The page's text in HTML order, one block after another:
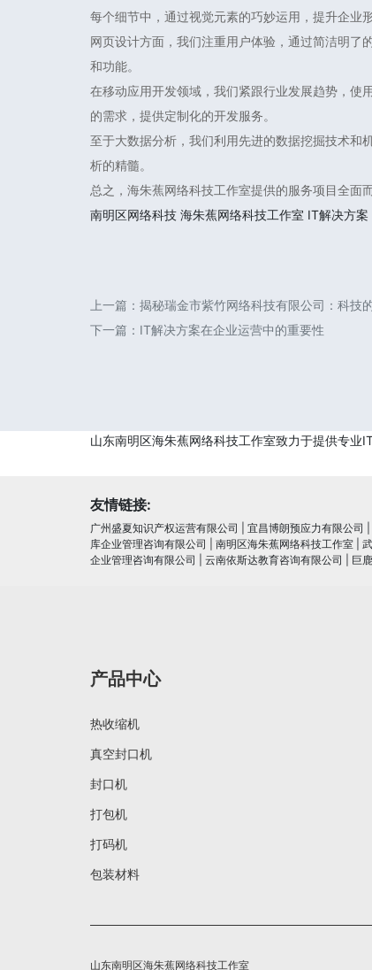
每个细节中，通过视觉元素的巧妙运用，提升企业
网页设计方面，我们注重用户体验，通过简洁明了
和功能。
在移动应用开发领域，我们紧跟行业发展趋势，
的需求，提供定制化的开发服务。
至于大数据分析，我们利用先进的数据挖掘技术和
析的精髓。
总之，海朱蕉网络科技工作室提供的服务项目全面
南明区网络科技 海朱蕉网络科技工作室 IT解决方案
上一篇： 揭秘瑞金市紫竹网络科技有限公司：科技
下一篇： IT解决方案在企业运营中的重要性
山东南明区海朱蕉网络科技工作室致力于提供专业
友情链接:
广州盛夏知识产权运营有限公司 宜昌博朗预应力有限公司
库企业管理咨询有限公司
南明区海朱蕉网络科技工作室
企业管理咨询有限公司
云南依斯达教育咨询有限公司 巨
产品中心
热收缩机
真空封口机
封口机
打包机
打码机
包装材料
山东南明区海朱蕉网络科技工作室